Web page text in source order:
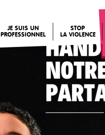
JE SUIS UN
PROFESSIONNEL
STOP
LA VIOLENCE